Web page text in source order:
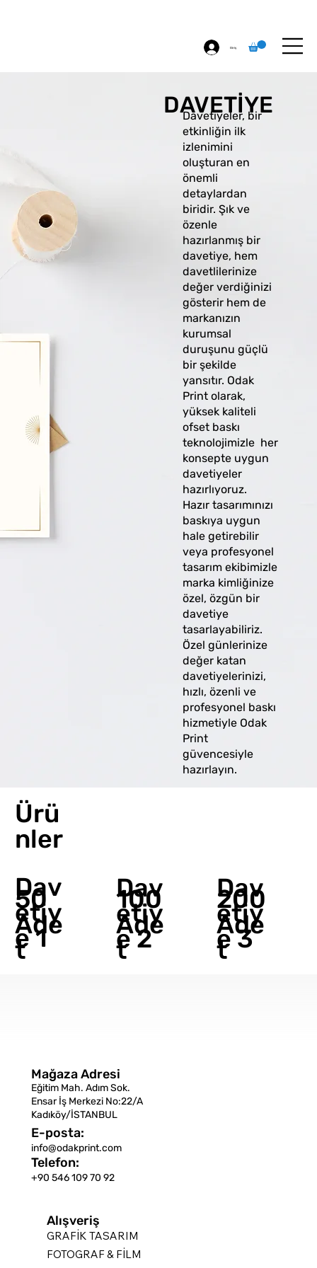
Giriş
DAVETİYE
Davetiyeler, bir
etkinliğin ilk
izlenimini
oluşturan en
önemli
detaylardan
biridir. Şık ve
özenle
hazırlanmış bir
davetiye, hem
davetlilerinize
değer verdiğinizi
gösterir hem de
markanızın
kurumsal
duruşunu güçlü
bir şekilde
yansıtır. Odak
Print olarak,
yüksek kaliteli
ofset baskı
teknolojimizle her
konsepte uygun
davetiyeler
hazırlıyoruz.
Hazır tasarımınızı
baskıya uygun
hale getirebilir
veya profesyonel
tasarım ekibimizle
marka kimliğinize
özel, özgün bir
davetiye
tasarlayabiliriz.
Özel günlerinize
değer katan
davetiyelerinizi,
hızlı, özenli ve
profesyonel baskı
hizmetiyle Odak
Print
güvencesiyle
hazırlayın.
Ürü
nler
Dav
etiy
e 1
50
Ade
t
Dav
etiy
e 2
100
Ade
t
Dav
etiy
e 3
200
Ade
t
Alışveriş
GRAFİK TASARIM
FOTOGRAF & FİLM
Mağaza Adresi
Eğitim Mah. Adım Sok.
Ensar İş Merkezi No:22/A
Kadıköy/İSTANBUL
E-posta:
info@odakprint.com
Telefon:
+90 546 109 70 92